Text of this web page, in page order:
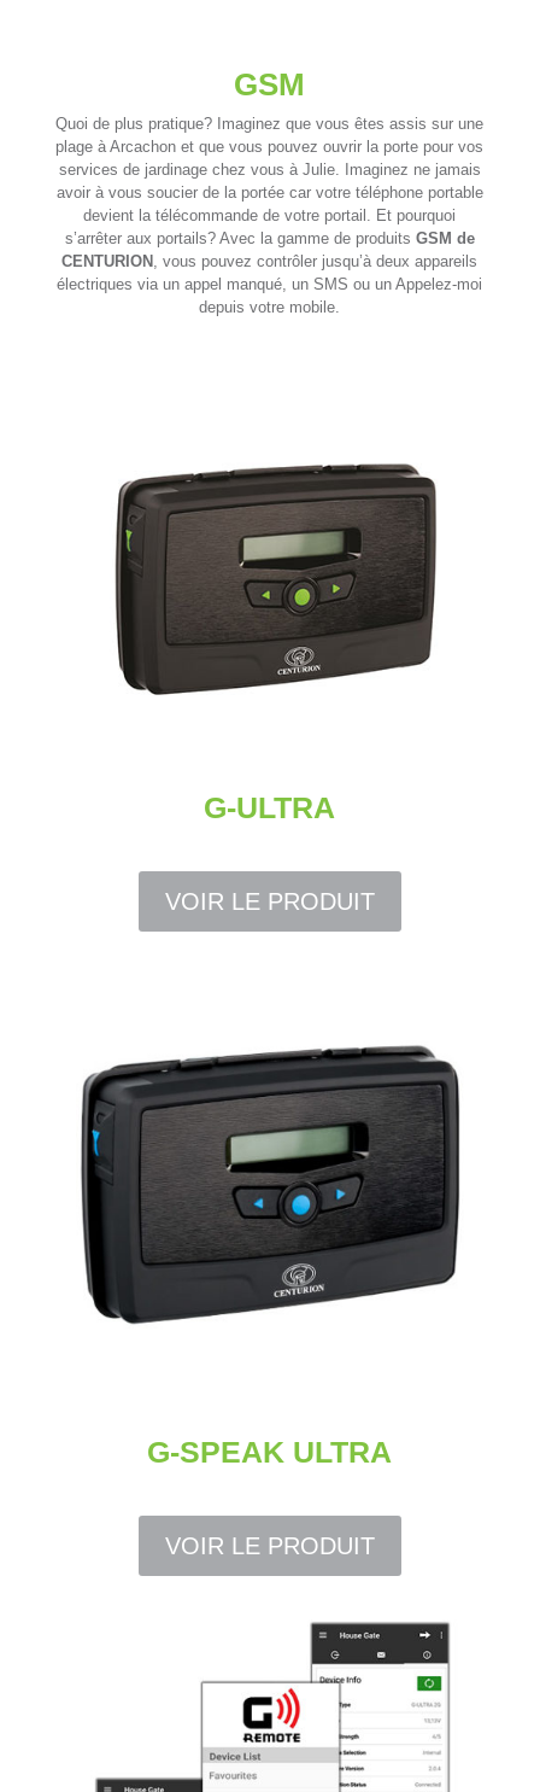
GSM
Quoi de plus pratique? Imaginez que vous êtes assis sur une
plage à Arcachon et que vous pouvez ouvrir la porte pour vos
services de jardinage chez vous à Julie. Imaginez ne jamais
avoir à vous soucier de la portée car votre téléphone portable
devient la télécommande de votre portail. Et pourquoi
s’arrêter aux portails? Avec la gamme de produits GSM de
CENTURION , vous pouvez contrôler jusqu’à deux appareils
électriques via un appel manqué, un SMS ou un Appelez-moi
depuis votre mobile.
G-ULTRA
VOIR LE PRODUIT
G-SPEAK ULTRA
VOIR LE PRODUIT